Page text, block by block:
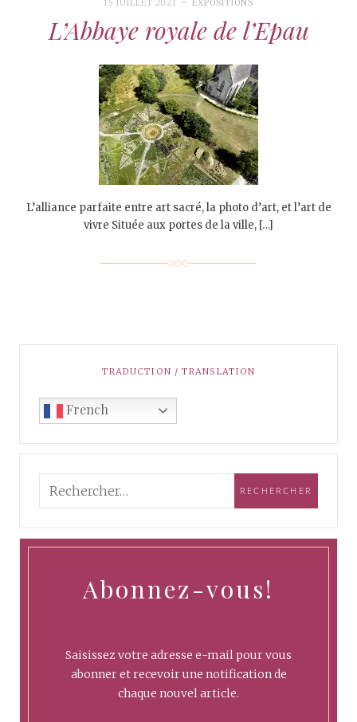
15 JUILLET 2021 EXPOSITIONS
L’Abbaye royale de l’Epau
L’alliance parfaite entre art sacré, la photo d’art, et l’art de
vivre Située aux portes de la ville, […]
TRADUCTION / TRANSLATION
French
Abonnez-vous!
Saisissez votre adresse e-mail pour vous
abonner et recevoir une notification de
chaque nouvel article.